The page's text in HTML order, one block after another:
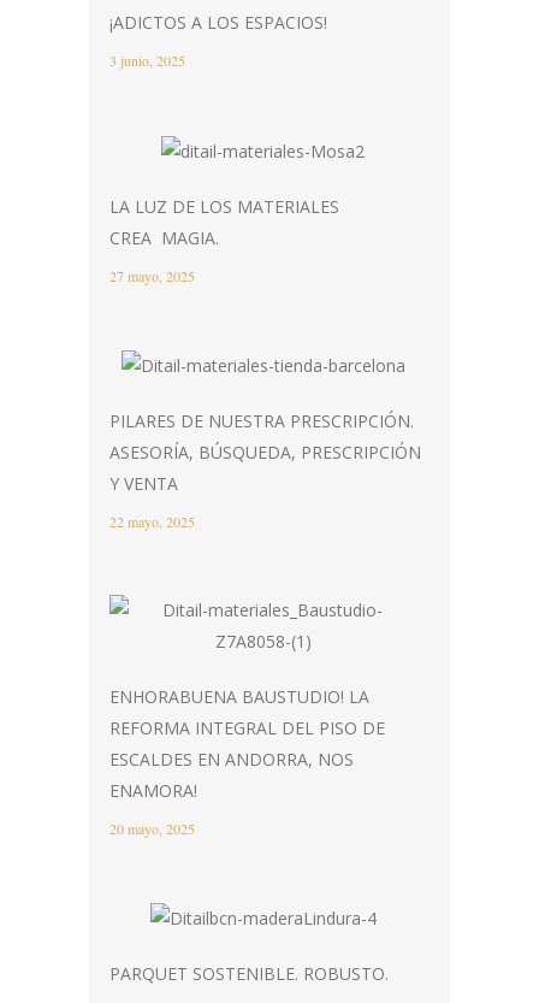
¡ADICTOS A LOS ESPACIOS!
3 junio, 2025
LA LUZ DE LOS MATERIALES
CREA MAGIA.
27 mayo, 2025
PILARES DE NUESTRA PRESCRIPCIÓN.
ASESORÍA, BÚSQUEDA, PRESCRIPCIÓN
Y VENTA
22 mayo, 2025
ENHORABUENA BAUSTUDIO! LA
REFORMA INTEGRAL DEL PISO DE
ESCALDES EN ANDORRA, NOS
ENAMORA!
20 mayo, 2025
PARQUET SOSTENIBLE. ROBUSTO.